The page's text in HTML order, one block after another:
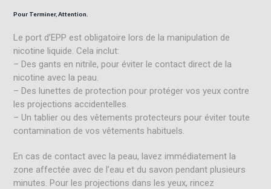
Pour Terminer, Attention.
Le port d’EPP est obligatoire lors de la manipulation de
nicotine liquide. Cela inclut:
– Des gants en nitrile, pour éviter le contact direct de la
nicotine avec la peau.
– Des lunettes de protection pour protéger vos yeux contre
les projections accidentelles.
– Un tablier ou des vêtements protecteurs pour éviter toute
contamination de vos vêtements habituels.
En cas de contact avec la peau, lavez immédiatement la
zone affectée avec de l’eau et du savon pendant plusieurs
minutes. Pour les projections dans les yeux, rincez